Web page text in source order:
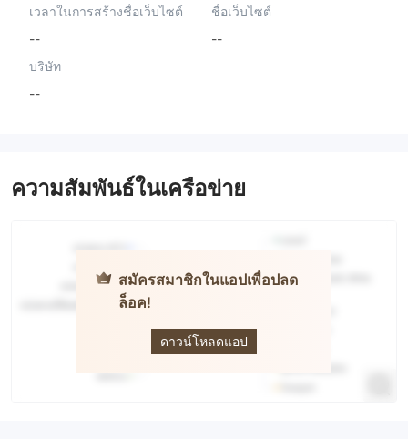
เวลาในการสร้างชื่อเว็บไซต์
--
ชื่อเว็บไซต์
--
บริษัท
--
ความสัมพันธ์ในเครือข่าย
สมัครสมาชิกในแอปเพื่อปลด
ล็อค!
ดาวน์โหลดแอป